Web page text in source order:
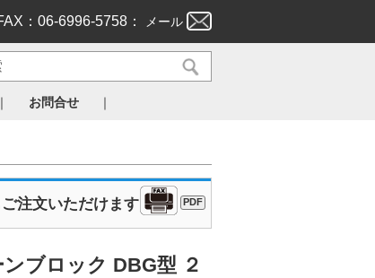
：06-6996-5758： メール
｜ お問合せ ｜
注文いただけます PDF
ブロック DBG型 ２